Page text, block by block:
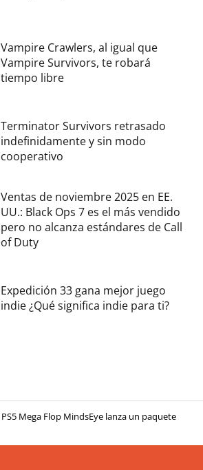
Vampire Crawlers, al igual que
Vampire Survivors, te robará
tiempo libre
Terminator Survivors retrasado
indefinidamente y sin modo
cooperativo
Ventas de noviembre 2025 en EE.
UU.: Black Ops 7 es el más vendido
pero no alcanza estándares de Call
of Duty
Expedición 33 gana mejor juego
indie ¿Qué significa indie para ti?
PS5 Mega Flop MindsEye lanza un paquete